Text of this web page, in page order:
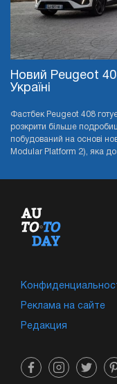
Новий Peugeot
Україні
Фастбек Peugeot 408
розкрити більше
побудований на основі
Modular Platform 2), яка
Реклама на сайте
Редакция